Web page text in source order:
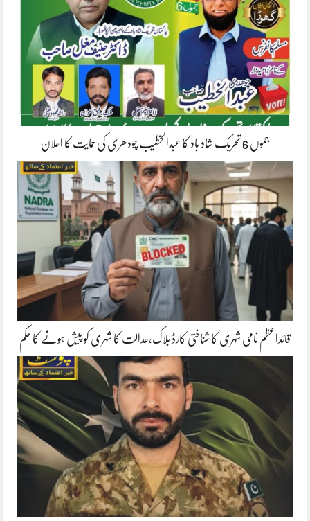
جموں 6 تحریک شاد باد کا عبدالخطیب چودھری کی حمایت کا اعلان
قائداعظم نامی شہری کا شناختی کارڈ بلاک،عدالت کا شہری کو پیش ہونے کا حکم